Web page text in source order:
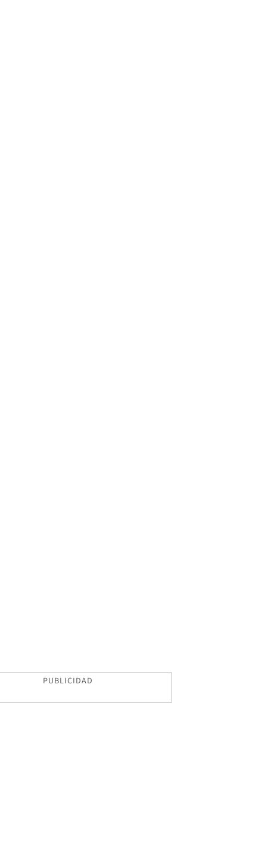
PUBLICIDAD